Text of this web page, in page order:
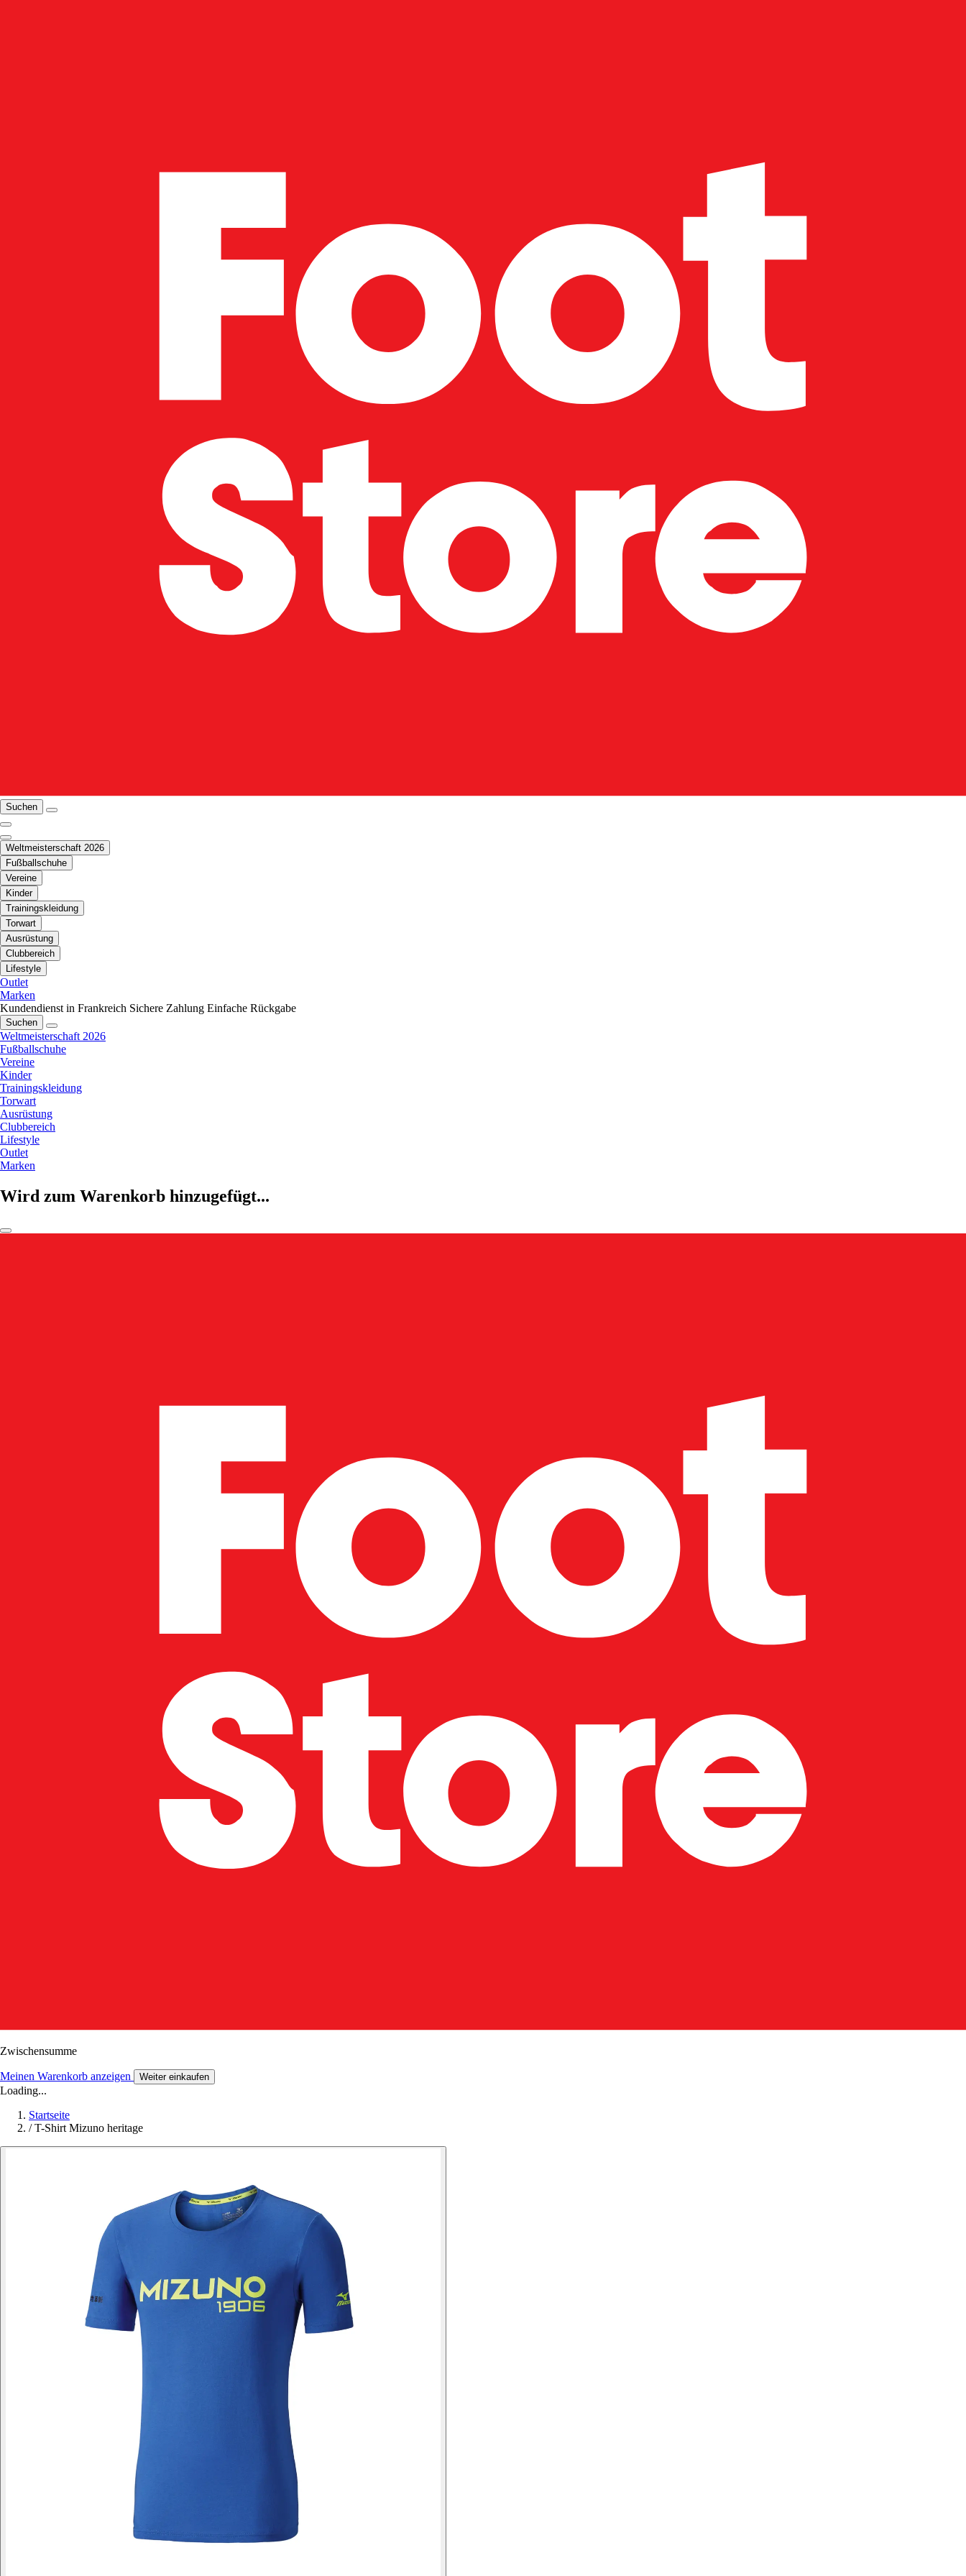
Suchen
Weltmeisterschaft 2026
Fußballschuhe
Vereine
Kinder
Trainingskleidung
Torwart
Ausrüstung
Clubbereich
Lifestyle
Outlet
Marken
Kundendienst in Frankreich Sichere Zahlung Einfache Rückgabe
Suchen
Weltmeisterschaft 2026
Fußballschuhe
Vereine
Kinder
Trainingskleidung
Torwart
Ausrüstung
Clubbereich
Lifestyle
Outlet
Marken
Wird zum Warenkorb hinzugefügt...
Zwischensumme
Meinen Warenkorb anzeigen Weiter einkaufen
Loading...
Startseite
/ T-Shirt Mizuno heritage